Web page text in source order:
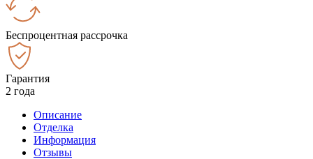
Беспроцентная рассрочка
Гарантия
2 года
Описание
Отделка
Информация
Отзывы